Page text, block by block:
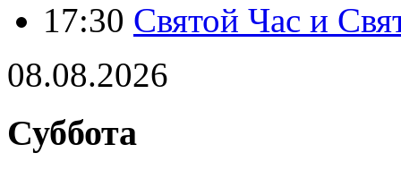
17:30 Святой Час и
08.08.2026
Суббота